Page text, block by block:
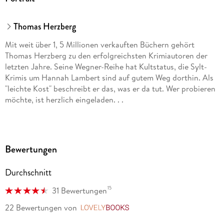
Thomas Herzberg
Mit weit über 1, 5 Millionen verkauften Büchern gehört
Thomas Herzberg zu den erfolgreichsten Krimiautoren der
letzten Jahre. Seine Wegner-Reihe hat Kultstatus, die Sylt-
Krimis um Hannah Lambert sind auf gutem Weg dorthin. Als
"leichte Kost" beschreibt er das, was er da tut. Wer probieren
möchte, ist herzlich eingeladen. . .
Bewertungen
Durchschnitt
31 Bewertungen15
22 Bewertungen von